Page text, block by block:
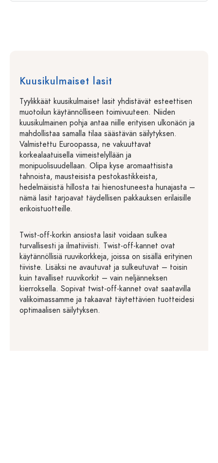
Kuusikulmaiset lasit
Tyylikkäät kuusikulmaiset lasit yhdistävät esteettisen
muotoilun käytännölliseen toimivuuteen. Niiden
kuusikulmainen pohja antaa niille erityisen ulkonäön ja
mahdollistaa samalla tilaa säästävän säilytyksen.
Valmistettu Euroopassa, ne vakuuttavat
korkealaatuisella viimeistelyllään ja
monipuolisuudellaan. Olipa kyse aromaattisista
tahnoista, mausteisista pestokastikkeista,
hedelmäisistä hillosta tai hienostuneesta hunajasta –
nämä lasit tarjoavat täydellisen pakkauksen erilaisille
erikoistuotteille.
Twist-off-korkin ansiosta lasit voidaan sulkea
turvallisesti ja ilmatiiviisti. Twist-off-kannet ovat
käytännöllisiä ruuvikorkkeja, joissa on sisällä erityinen
tiiviste. Lisäksi ne avautuvat ja sulkeutuvat – toisin
kuin tavalliset ruuvikorkit – vain neljänneksen
kierroksella. Sopivat twist-off-kannet ovat saatavilla
valikoimassamme ja takaavat täytettävien tuotteidesi
optimaalisen säilytyksen.